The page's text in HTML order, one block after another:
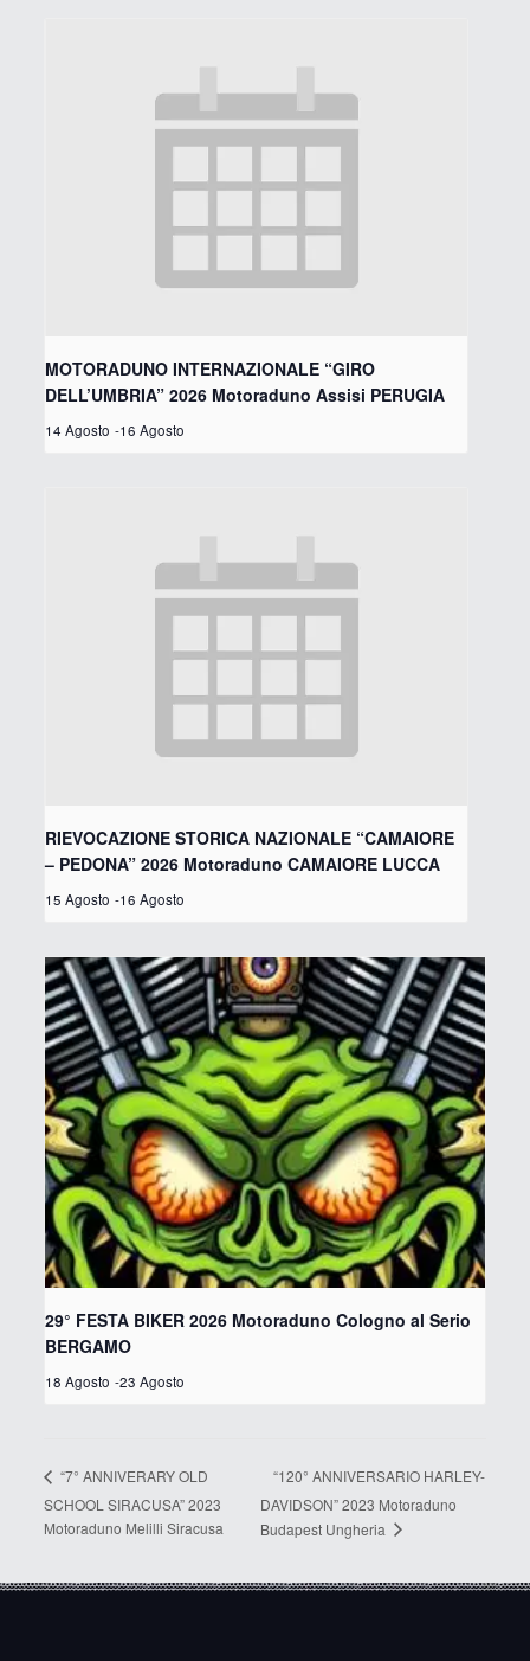
MOTORADUNO INTERNAZIONALE “GIRO
DELL’UMBRIA” 2026 Motoraduno Assisi PERUGIA
14 Agosto -16 Agosto
RIEVOCAZIONE STORICA NAZIONALE “CAMAIORE
– PEDONA” 2026 Motoraduno CAMAIORE LUCCA
15 Agosto -16 Agosto
29° FESTA BIKER 2026 Motoraduno Cologno al Serio
BERGAMO
18 Agosto -23 Agosto
“7° ANNIVERARY OLD
SCHOOL SIRACUSA” 2023
Motoraduno Melilli Siracusa
“120° ANNIVERSARIO HARLEY-
DAVIDSON” 2023 Motoraduno
Budapest Ungheria